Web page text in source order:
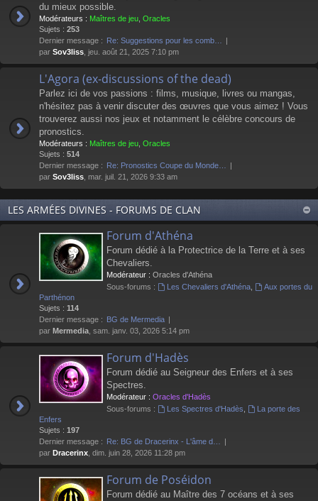
du mieux possible.
Modérateurs : Maîtres de jeu Oracles
Sujets : 253
Dernier message : Re: Suggestions pour les comb…
par Sov3liss , jeu. août 21, 2025 7:10 pm
L'Agora (ex-discussions of the dead)
Parlez ici de vos passions : films, musique, livres ou mangas,
n'hésitez pas à venir discuter des œuvres que vous aimez ! Vous
trouverez aussi nos jeux et notamment le célèbre concours de
pronostics.
Modérateurs : Maîtres de jeu Oracles
Sujets : 514
Dernier message : Re: Pronostics Coupe du Monde…
par Sov3liss , mar. juil. 21, 2026 9:33 am
LES ARMÉES DIVINES - FORUMS DE CLAN
Forum d'Athéna
Forum dédié à la Protectrice de la Terre et à ses
Chevaliers.
Modérateur : Oracles d'Athéna
Sous-forums :
Les Chevaliers d'Athéna,
Aux portes du
Parthénon
Sujets : 114
Dernier message : BG de Mermedia
par Mermedia , sam. janv. 03, 2026 5:14 pm
Forum d'Hadès
Forum dédié au Seigneur des Enfers et à ses
Spectres.
Modérateur : Oracles d'Hadès
Sous-forums :
Les Spectres d'Hadès
La porte des
Enfers
Sujets : 197
Dernier message : Re: BG de Dracerinx - L'âme d…
par Dracerinx , dim. juin 28, 2026 11:28 pm
Forum de Poséidon
Forum dédié au Maître des 7 océans et à ses